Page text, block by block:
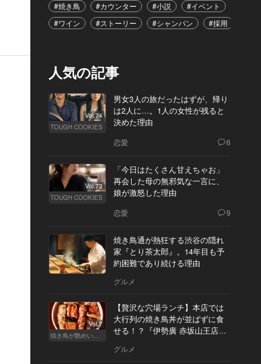
#焼き鳥 #カウンター #小説 #イベント
#ワイン
#ストーリー #シャンパン #採用
人気の記事
Vol.74
TOUGH COOKIES
男女3人の旅だったはずが、帰り
は2人に…。1人の女性が残ると
決めた理由
恋愛 6
Vol.73
TOUGH COOKIES
「今日はたくさん甘えちゃお」
再会した母の無邪気な一言に、
娘が激怒した理由
恋愛 9
焼き鳥通が熱狂する渋谷の隠れ
家『とり茶太郎』。14年目も予
約困難であり続ける理由
グルメ
Vol.7
焼き鳥が艶めいてきた
【贅沢な穴場ランチ】本店では
大行列の焼き鳥丼が並ばずに食
せる！？『伊勢廣 赤坂山王店』
グルメ